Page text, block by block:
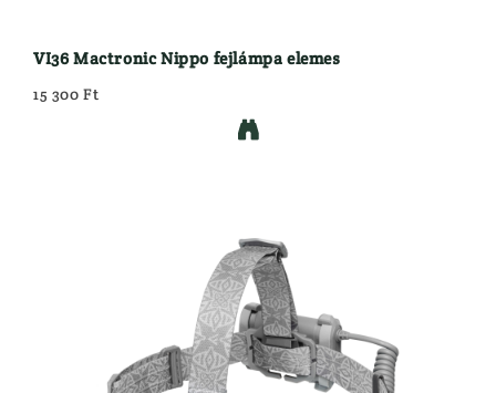
VI36 Mactronic Nippo fejlámpa elemes
15 300 Ft
